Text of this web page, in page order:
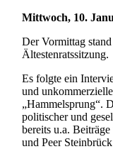
Mittwoch, 10.
Der Vormittag
Ältestenratssitzung.
Es folgte ein
und
„Hammelsprung“.
politischer und
bereits u.a.
und Peer